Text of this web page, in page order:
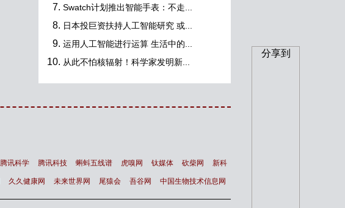
Swatch计划推出智能手表：不走...
日本投巨资扶持人工智能研究 或...
运用人工智能进行运算 生活中的...
从此不怕核辐射！科学家发明新...
腾讯科学 腾讯科技 蝌蚪五线谱 虎嗅网 钛媒体 砍柴网 新科
久久健康网 未来世界网 尾猿会 吾谷网 中国生物技术信息网
分享到